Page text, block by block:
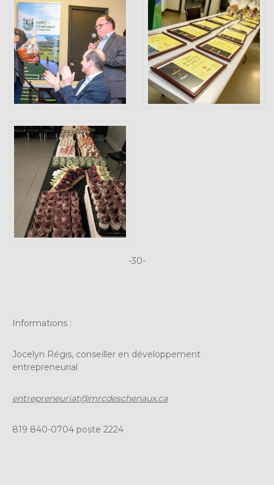
-30-
Informations :
Jocelyn Régis, conseiller en développement
entrepreneurial
entrepreneuriat@mrcdeschenaux.ca
819 840-0704 poste 2224